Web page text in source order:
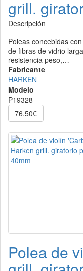
grill.
Descripción
Poleas concebidas
de fibras de vidrio
resistencia peso,…
Fabricante
HARKEN
Modelo
P19328
76.50€
Polea de